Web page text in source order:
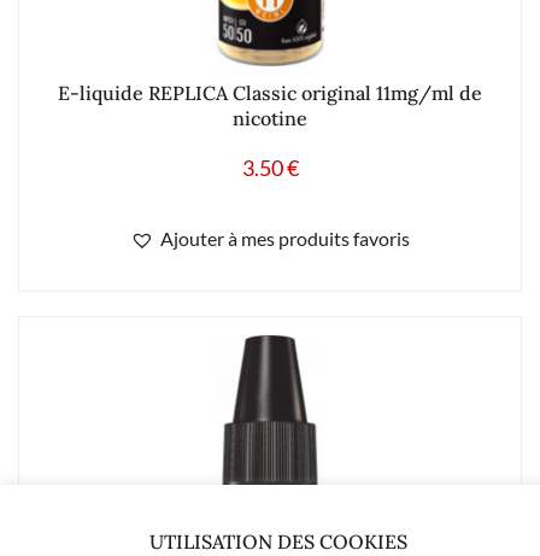
E-liquide REPLICA Classic original 11mg/ml de
nicotine
3.50€
Ajouter à mes produits favoris
UTILISATION DES COOKIES